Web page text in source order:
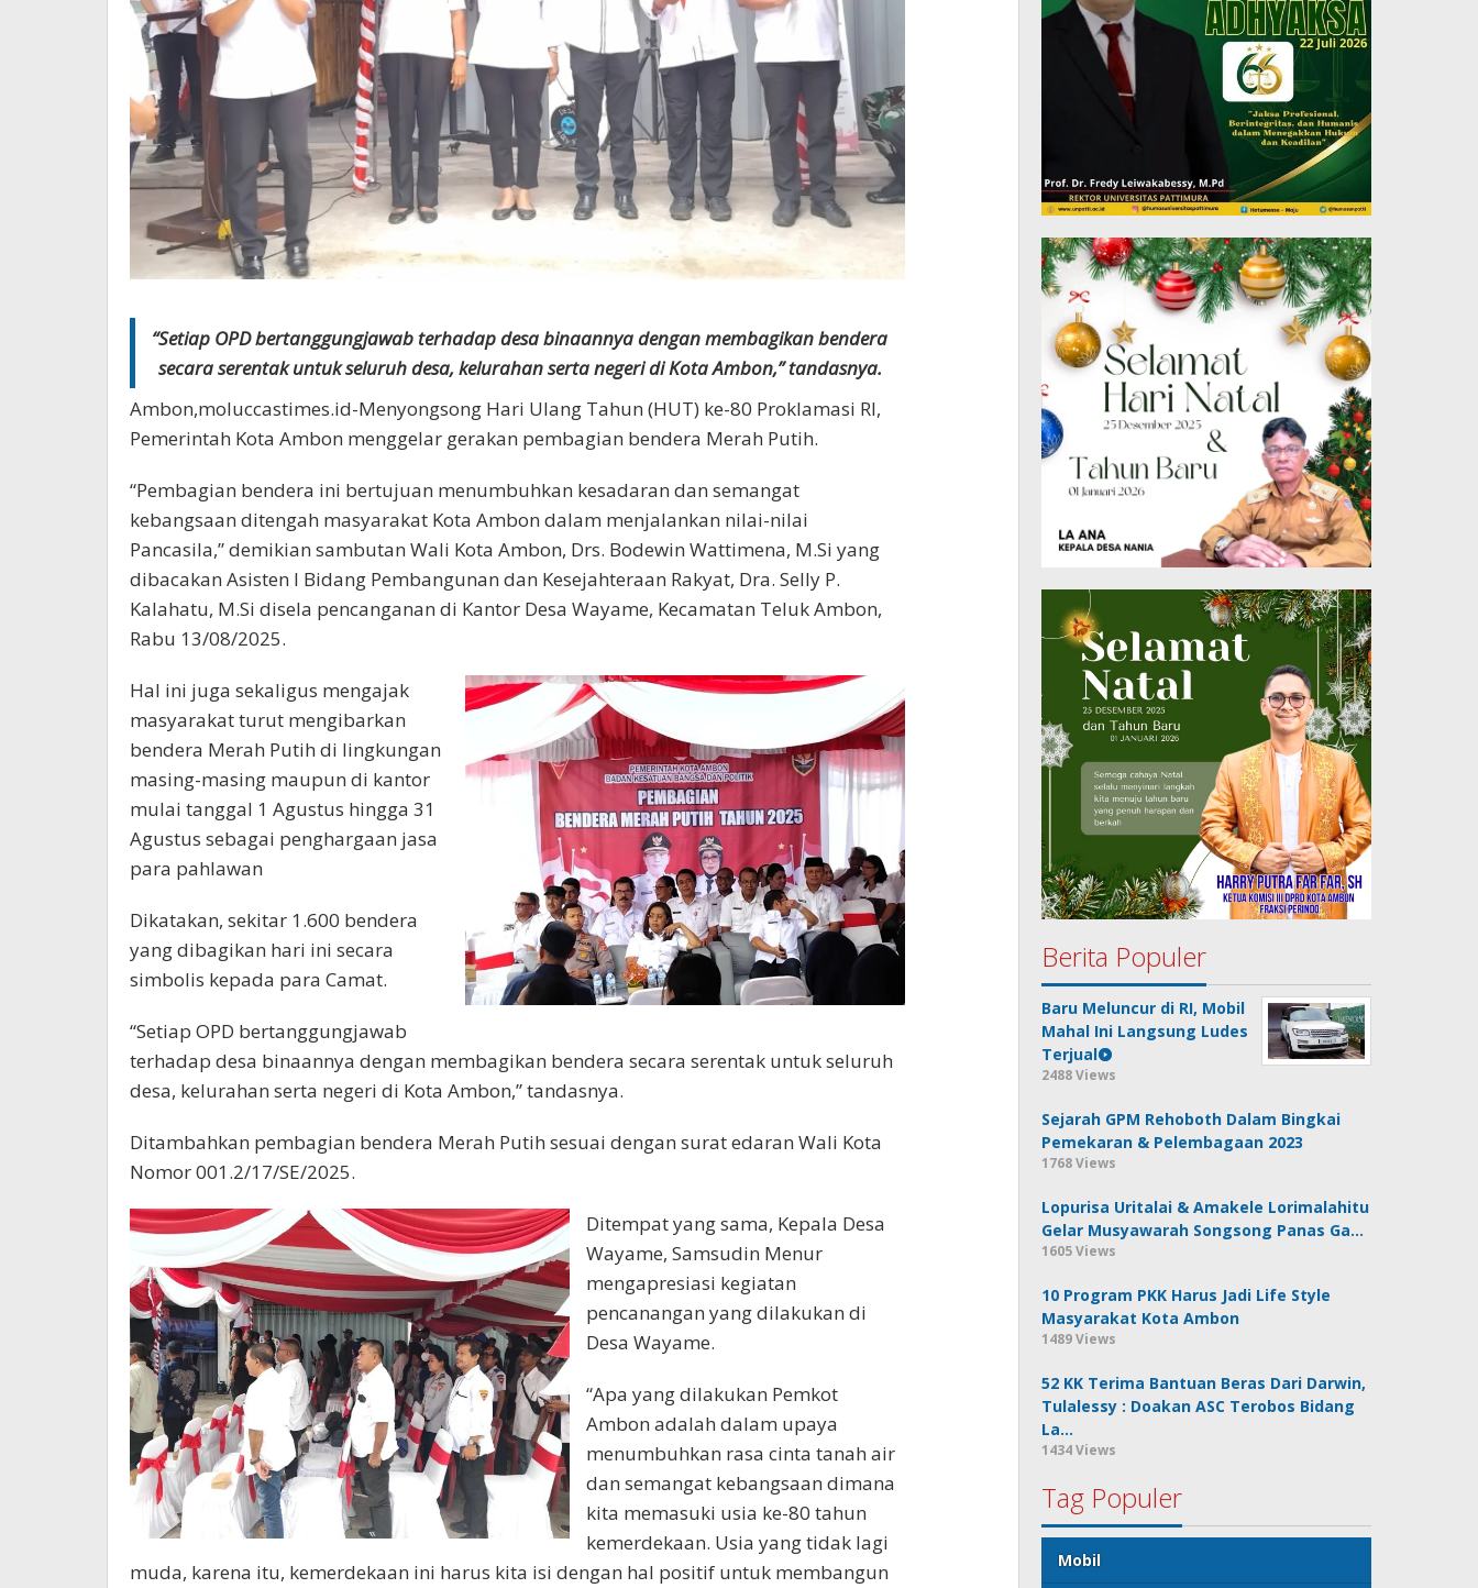
“Setiap OPD bertanggungjawab terhadap desa binaannya dengan membagikan bendera
secara serentak untuk seluruh desa, kelurahan serta negeri di Kota Ambon,” tandasnya.
Ambon,moluccastimes.id-Menyongsong Hari Ulang Tahun (HUT) ke-80 Proklamasi RI,
Pemerintah Kota Ambon menggelar gerakan pembagian bendera Merah Putih.
“Pembagian bendera ini bertujuan menumbuhkan kesadaran dan semangat
kebangsaan ditengah masyarakat Kota Ambon dalam menjalankan nilai-nilai
Pancasila,” demikian sambutan Wali Kota Ambon, Drs. Bodewin Wattimena, M.Si yang
dibacakan Asisten I Bidang Pembangunan dan Kesejahteraan Rakyat, Dra. Selly P.
Kalahatu, M.Si disela pencanganan di Kantor Desa Wayame, Kecamatan Teluk Ambon,
Rabu 13/08/2025.
Hal ini juga sekaligus mengajak
masyarakat turut mengibarkan
bendera Merah Putih di lingkungan
masing-masing maupun di kantor
mulai tanggal 1 Agustus hingga 31
Agustus sebagai penghargaan jasa
para pahlawan
Dikatakan, sekitar 1.600 bendera
yang dibagikan hari ini secara
simbolis kepada para Camat.
“Setiap OPD bertanggungjawab
terhadap desa binaannya dengan membagikan bendera secara serentak untuk seluruh
desa, kelurahan serta negeri di Kota Ambon,” tandasnya.
Ditambahkan pembagian bendera Merah Putih sesuai dengan surat edaran Wali Kota
Nomor 001.2/17/SE/2025.
Ditempat yang sama, Kepala Desa
Wayame, Samsudin Menur
mengapresiasi kegiatan
pencanangan yang dilakukan di
Desa Wayame.
“Apa yang dilakukan Pemkot
Ambon adalah dalam upaya
menumbuhkan rasa cinta tanah air
dan semangat kebangsaan dimana
kita memasuki usia ke-80 tahun
kemerdekaan. Usia yang tidak lagi
muda, karena itu, kemerdekaan ini harus kita isi dengan hal positif untuk membangun
Berita Populer
Baru Meluncur di RI, Mobil
Mahal Ini Langsung Ludes
Terjual
2488 Views
Sejarah GPM Rehoboth Dalam Bingkai
Pemekaran & Pelembagaan 2023
1768 Views
Lopurisa Uritalai & Amakele Lorimalahitu
Gelar Musyawarah Songsong Panas Ga…
1605 Views
10 Program PKK Harus Jadi Life Style
Masyarakat Kota Ambon
1489 Views
52 KK Terima Bantuan Beras Dari Darwin,
Tulalessy : Doakan ASC Terobos Bidang
La…
1434 Views
Tag Populer
Mobil